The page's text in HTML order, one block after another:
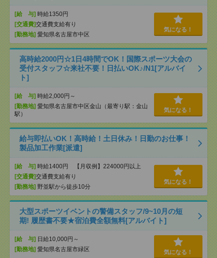
[給 与] 時給1350円
[交通費]交通費支給有り
[勤務地] 愛知県名古屋市中区
気になる！
高時給2000円☆1日4時間でOK！国際スポーツ大会の
受付スタッフ☆来社不要！日払いOK♪/N1[アルバイ
ト]
[給 与] 時給2,000円～
[勤務地] 愛知県名古屋市中区金山（最寄り駅：金山
駅）
気になる！
給与即払いOK！高時給！土日休み！日勤のお仕事！
製品加工作業[派遣]
[給 与] 時給1400円 【月収例】224000円以上
[交通費]交通費支給有り
[勤務地] 野並駅から徒歩10分
気になる！
大型スポーツイベントの警備スタッフ/9~10月の短
期! 履歴書不要★宿泊費全額無料[アルバイト]
[給 与] 日給10,000円～
[勤務地] 愛知県名古屋市緑区 気になる！